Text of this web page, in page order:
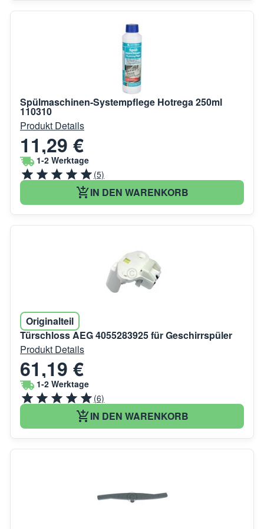
Spülmaschinen-Systempflege Hotrega 250ml
110310
Produkt Details
11,29 €
1-2 Werktage
(5)
IN DEN WARENKORB
Originalteil
Türschloss AEG 4055283925 für Geschirrspüler
Produkt Details
61,19 €
1-2 Werktage
(6)
IN DEN WARENKORB